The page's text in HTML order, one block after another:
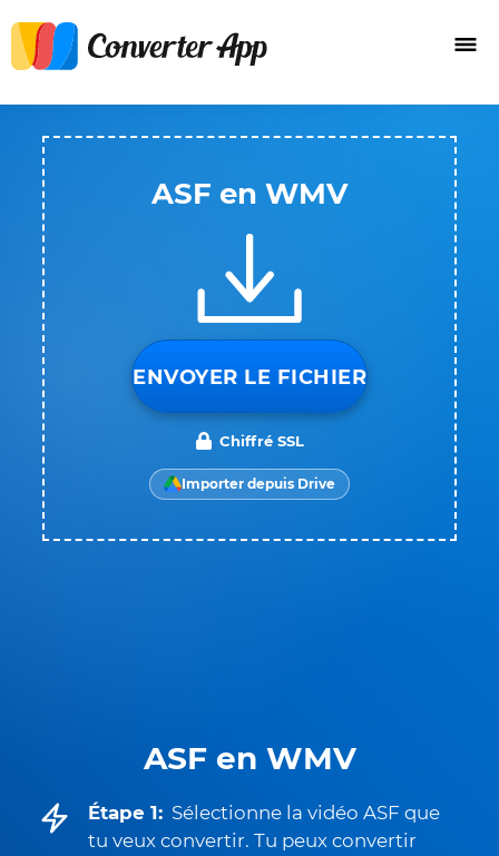
ASF en WMV
Étape 1: Sélectionne la vidéo ASF que
tu veux convertir. Tu peux convertir
ASF en WMV
ENVOYER LE FICHIER
Chiffré SSL
Importer depuis Drive